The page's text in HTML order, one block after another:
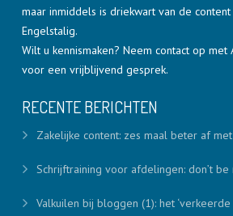
maar inmiddels is driekwart van de
Engelstalig.
Wilt u kennismaken? Neem contact op met
voor een vrijblijvend gesprek.
RECENTE BERICHTEN
Zakelijke content: zes maal beter af
Schrijftraining voor afdelingen: don’t be
Valkuilen bij bloggen (1): het ‘verkeerde